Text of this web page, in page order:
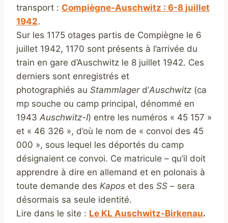
transport : Compiègne-Auschwitz : 6-8 juillet
1942.
Sur les 1175 otages partis de Compiègne le 6
juillet 1942, 1170 sont présents à l’arrivée du
train en gare d’Auschwitz le 8 juillet 1942. Ces
derniers sont enregistrés et
photographiés au Stammlagerd’Auschwitz (ca
mp souche ou camp principal, dénommé en
1943 Auschwitz-I) entre les numéros « 45 157 »
et « 46 326 », d’où le nom de « convoi des 45
000 », sous lequel les déportés du camp
désignaient ce convoi. Ce matricule – qu’il doit
apprendre à dire en allemand et en polonais à
toute demande des Kapos et des SS – sera
désormais sa seule identité.
Lire dans le site : Le KL Auschwitz-Birkenau.